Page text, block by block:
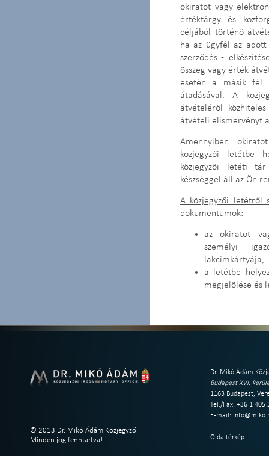
okiratot vagy
értéktárgy és
céljából történő
ha az ügyfél az
szerződés -
összeg vagy érték
esetén a másik fél
átadásával. A
átvételéről
átvételi elismervényt
Amennyiben
közjegyzői letétbe
közjegyzői letéti
készséggel áll az Ön
A közjegyzői letétről
dokumentumok:
az okiratot
személyi
lakcímkártyája,
a letétbe
megjelölése és
© 2013 Dr. Mikó Ádám Közjegyző
Minden jog fenntartva!
Dr. Mikó Ádám
Budapest XVI.
1163 Budapest,
Tel./Fax: +36 1 405
E-mail:
Oldaltérkép